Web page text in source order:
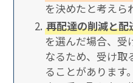
を決めたと考えら
再配達の削減と配
を選んだ場合、受
なるため、受け取
ることがあります